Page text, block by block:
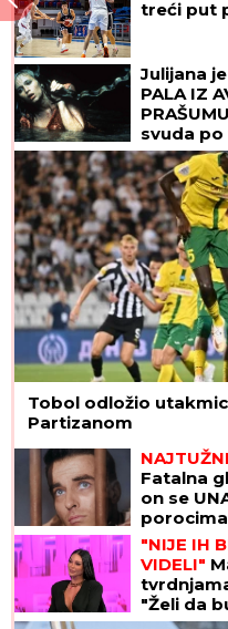
treći put
Julijana
PALA IZ
svuda
videla je
da se
Tobol odložio
Partizanom
Fatalna
on se
gej
"NIJE IH
VIDELI"
"Želi da
selendri"